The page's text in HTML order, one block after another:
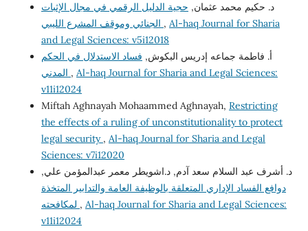
د. حكيم محمد عثمان, حجية الدليل الرقمي في مجال الإثبات
, Al-haq Journal for Sharia
and Legal Sciences: v5i12018
أ. فاطمة جماعه إدريس البكوش, فساد الاستدلال في الحكم
, Al-haq Journal for Sharia and Legal Sciences:
v11i12024
Miftah Aghnayah Mohaammed Aghnayah, Restricting
the effects of a ruling of unconstitutionality to protect
legal security , Al-haq Journal for Sharia and Legal
Sciences: v7i12020
د. أشرف عبد السلام سعد آدم, د.اشويطر معمر عبدالمؤمن علي,
دوافع الفساد الإداري المتعلقة بالوظيفة العامة والتدابير المتخذة
, Al-haq Journal for Sharia and Legal Sciences:
v11i12024